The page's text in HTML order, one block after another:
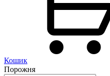
Кошик
Порожня